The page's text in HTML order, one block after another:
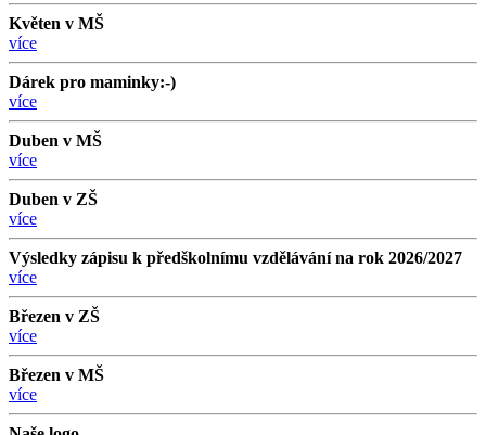
Květen v MŠ
více
Dárek pro maminky:-)
více
Duben v MŠ
více
Duben v ZŠ
více
Výsledky zápisu k předškolnímu vzdělávání na rok 2026/2027
více
Březen v ZŠ
více
Březen v MŠ
více